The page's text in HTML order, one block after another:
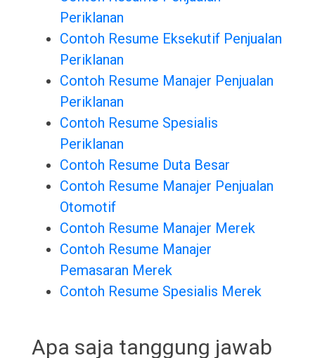
Periklanan
Contoh Resume Eksekutif Penjualan
Periklanan
Contoh Resume Manajer Penjualan
Periklanan
Contoh Resume Spesialis
Periklanan
Contoh Resume Duta Besar
Contoh Resume Manajer Penjualan
Otomotif
Contoh Resume Manajer Merek
Contoh Resume Manajer
Pemasaran Merek
Contoh Resume Spesialis Merek
Apa saja tanggung jawab